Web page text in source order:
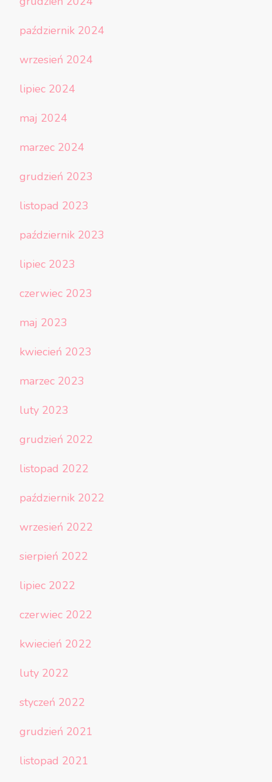
październik 2024
wrzesień 2024
lipiec 2024
maj 2024
marzec 2024
grudzień 2023
listopad 2023
październik 2023
lipiec 2023
czerwiec 2023
maj 2023
kwiecień 2023
marzec 2023
luty 2023
grudzień 2022
listopad 2022
październik 2022
wrzesień 2022
sierpień 2022
lipiec 2022
czerwiec 2022
kwiecień 2022
luty 2022
styczeń 2022
grudzień 2021
listopad 2021